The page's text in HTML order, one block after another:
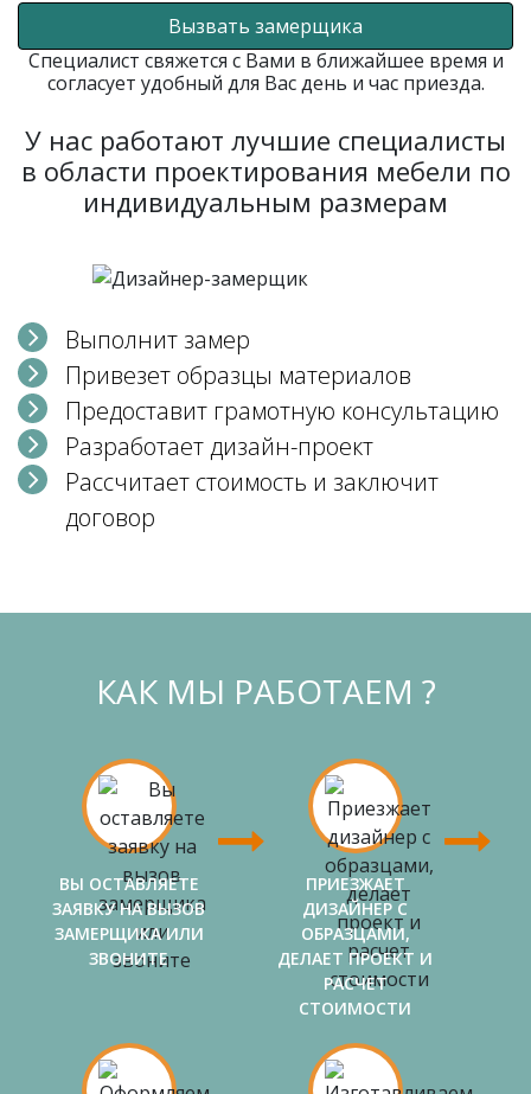
Вызвать замерщика
Специалист свяжется с Вами в ближайшее время и
согласует удобный для Вас день и час приезда.
У нас работают лучшие специалисты
в области проектирования мебели по
индивидуальным размерам
Выполнит замер
Привезет образцы материалов
Предоставит грамотную консультацию
Разработает дизайн-проект
Рассчитает стоимость и заключит
договор
КАК МЫ РАБОТАЕМ ?
ВЫ ОСТАВЛЯЕТЕ
ЗАЯВКУ НА ВЫЗОВ
ЗАМЕРЩИКА ИЛИ
ЗВОНИТЕ
ПРИЕЗЖАЕТ
ДИЗАЙНЕР С
ОБРАЗЦАМИ,
ДЕЛАЕТ ПРОЕКТ И
РАСЧЕТ
СТОИМОСТИ